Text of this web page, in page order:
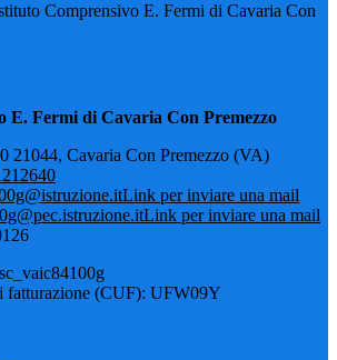
Comprensivo E. Fermi di Cavaria Con
E. Fermi di Cavaria Con Premezzo
21044, Cavaria Con Premezzo (VA)
Link per inviare una mail
Link per inviare una mail
fatturazione (CUF): UFW09Y